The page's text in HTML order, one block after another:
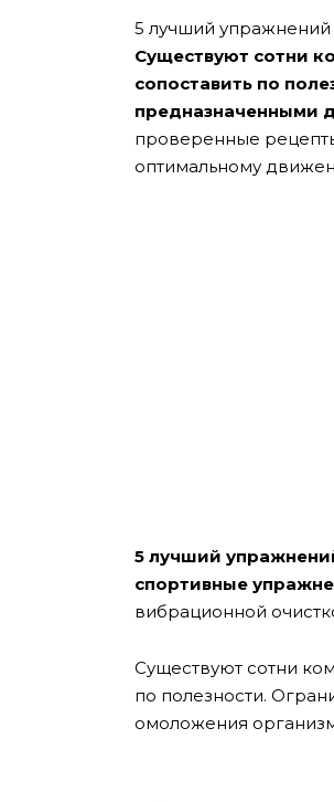
5 лучший упражнений
Существуют сотни
сопоставить по
предназначенными
проверенные
оптимальному
5 лучший
спортивные
вибрационной
Существуют сотни
по полезности.
омоложения